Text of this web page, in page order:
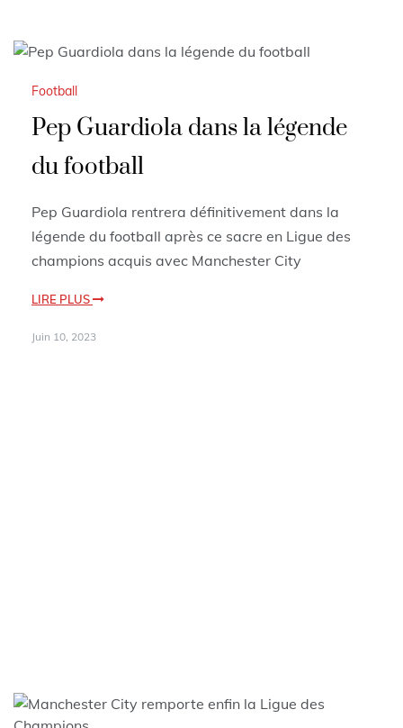
Football
Pep Guardiola dans la légende
du football
Pep Guardiola rentrera définitivement dans la
légende du football après ce sacre en Ligue des
champions acquis avec Manchester City
LIRE PLUS
Juin 10, 2023